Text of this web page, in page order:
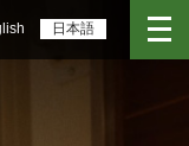
日本語